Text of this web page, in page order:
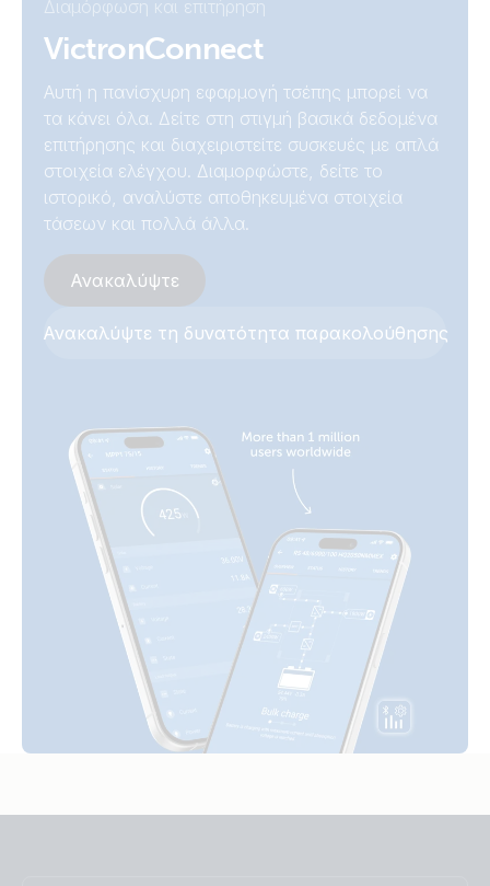
SmartSolar MPPT RS 450/200-MC4 (left)
SmartSolar MPPT RS 450/200-MC4 (mounting plate)
SmartSolar MPPT RS 450/200-MC4 (right)
Declaration of Conformity - SmartSolar MPPT RS
ISO9001 certificate
UK PSTI Statement of Compliance - SmartSolar MPPT RS
Διαμόρφωση και επιτήρηση
VictronConnect
Αυτή η πανίσχυρη εφαρμογή τσέπης μπορεί να
τα κάνει όλα. Δείτε στη στιγμή βασικά δεδομένα
επιτήρησης και διαχειριστείτε συσκευές με απλά
στοιχεία ελέγχου. Διαμορφώστε, δείτε το
ιστορικό, αναλύστε αποθηκευμένα στοιχεία
τάσεων και πολλά άλλα.
Ανακαλύψτε
Ανακαλύψτε τη δυνατότητα παρακολούθησης